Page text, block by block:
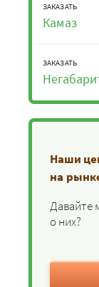
ЗАКАЗАТЬ
Камаз
ЗАКАЗАТЬ
Наши
на
Давайте
о них?